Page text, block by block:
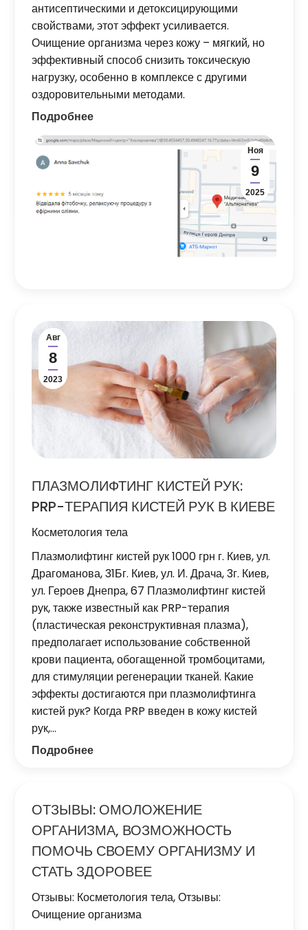
антисептическими и детоксицирующими
свойствами, этот эффект усиливается.
Очищение организма через кожу – мягкий, но
эффективный способ снизить токсическую
нагрузку, особенно в комплексе с другими
оздоровительными методами.
Подробнее
Ноя
9
2025
Авг
8
2023
ПЛАЗМОЛИФТИНГ КИСТЕЙ РУК:
PRP-ТЕРАПИЯ КИСТЕЙ РУК В КИЕВЕ
Косметология тела
Плазмолифтинг кистей рук 1000 грн г. Киев, ул.
Драгоманова, 31Бг. Киев, ул. И. Драча, 3г. Киев,
ул. Героев Днепра, 67 Плазмолифтинг кистей
рук, также известный как PRP-терапия
(пластическая реконструктивная плазма),
предполагает использование собственной
крови пациента, обогащенной тромбоцитами,
для стимуляции регенерации тканей. Какие
эффекты достигаются при плазмолифтинга
кистей рук? Когда PRP введен в кожу кистей
рук,…
Подробнее
ОТЗЫВЫ: ОМОЛОЖЕНИЕ
ОРГАНИЗМА, ВОЗМОЖНОСТЬ
ПОМОЧЬ СВОЕМУ ОРГАНИЗМУ И
СТАТЬ ЗДОРОВЕЕ
Отзывы: Косметология тела,Отзывы:
Очищение организма